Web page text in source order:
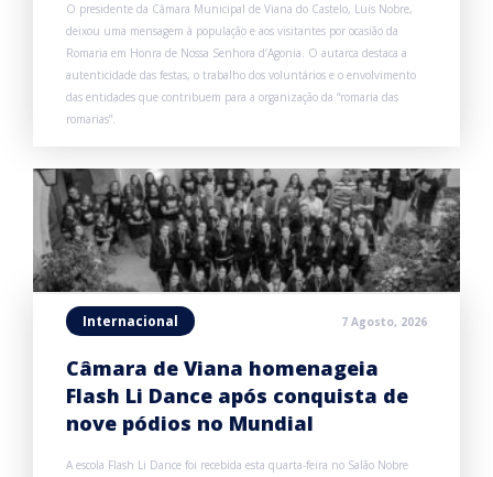
O presidente da Câmara Municipal de Viana do Castelo, Luís Nobre,
deixou uma mensagem à população e aos visitantes por ocasião da
Romaria em Honra de Nossa Senhora d’Agonia. O autarca destaca a
autenticidade das festas, o trabalho dos voluntários e o envolvimento
das entidades que contribuem para a organização da “romaria das
romarias”.
Internacional 7 Agosto, 2026
Câmara de Viana homenageia
Flash Li Dance após conquista de
nove pódios no Mundial
A escola Flash Li Dance foi recebida esta quarta-feira no Salão Nobre